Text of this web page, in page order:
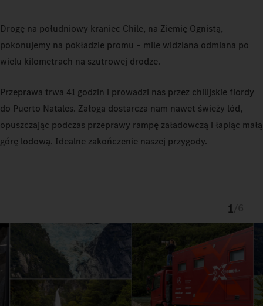
Drogę na południowy kraniec Chile, na Ziemię Ognistą,
pokonujemy na pokładzie promu – mile widziana odmiana po
wielu kilometrach na szutrowej drodze.
Przeprawa trwa 41 godzin i prowadzi nas przez chilijskie fiordy
do Puerto Natales. Załoga dostarcza nam nawet świeży lód,
opuszczając podczas przeprawy rampę załadowczą i łapiąc małą
górę lodową. Idealne zakończenie naszej przygody.
1